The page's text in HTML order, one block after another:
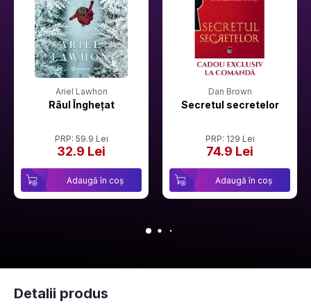
Ariel Lawhon
Râul Înghețat
PRP: 59.9 Lei
32.9 Lei
Adaugă în coș
Dan Brown
Secretul secretelor
PRP: 129 Lei
74.9 Lei
Adaugă în coș
Detalii produs